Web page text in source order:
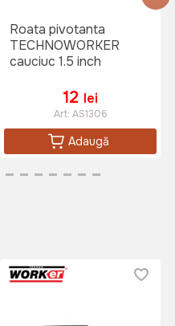
Roata pivotanta
TECHNOWORKER
cauciuc 1.5 inch
12 lei
Art: AS1306
Adaugă